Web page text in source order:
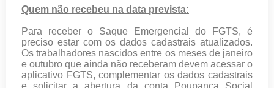
Quem não recebeu na data prevista:
Para receber o Saque Emergencial do FGTS, é
preciso estar com os dados cadastrais atualizados.
Os trabalhadores nascidos entre os meses de janeiro
e outubro que ainda não receberam devem acessar o
aplicativo FGTS, complementar os dados cadastrais
e solicitar a abertura da conta Poupança Social